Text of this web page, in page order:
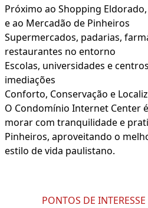
Próximo ao Shopping
e ao Mercadão de Pinheiros
Supermercados, padarias,
restaurantes no entorno
Escolas, universidades e
imediações
Conforto, Conservação e
O Condomínio Internet Center
morar com tranquilidade e
Pinheiros, aproveitando o
estilo de vida paulistano.
PONTOS DE